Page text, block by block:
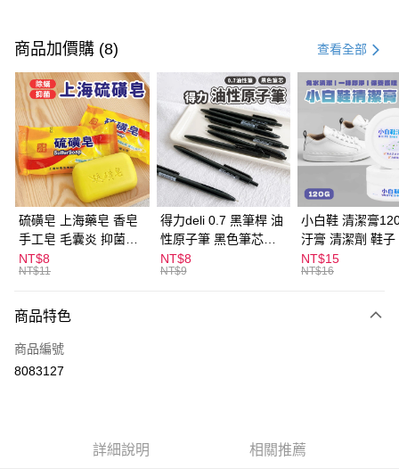
信用卡一次付款
超商取貨付款
LINE Pay
Apple Pay
街口支付
悠遊付
ATM付款
全家取貨付款
每筆NT$60，滿NT$599(含以上)免運費
付款後全家取貨
每筆NT$60，滿NT$599(含以上)免運費
商品加價購 (8) 查看全部
硫磺皂 上海藥皂 香皂
手工皂 毛囊炎 抑菌除
蟎 清潔護膚 去油去痘
寵物皮膚病 狗狗貓咪
NT$8
NT$11
得力deli 0.7 黑筆桿 油
性原子筆 黑色筆芯
S304
NT$8
NT$9
小白鞋 清潔膏
汙膏 清潔劑 鞋子
漬 白皮鞋 鞋油
NT$15
NT$16
商品特色
商品編號
8083127
詳細說明 相關推薦